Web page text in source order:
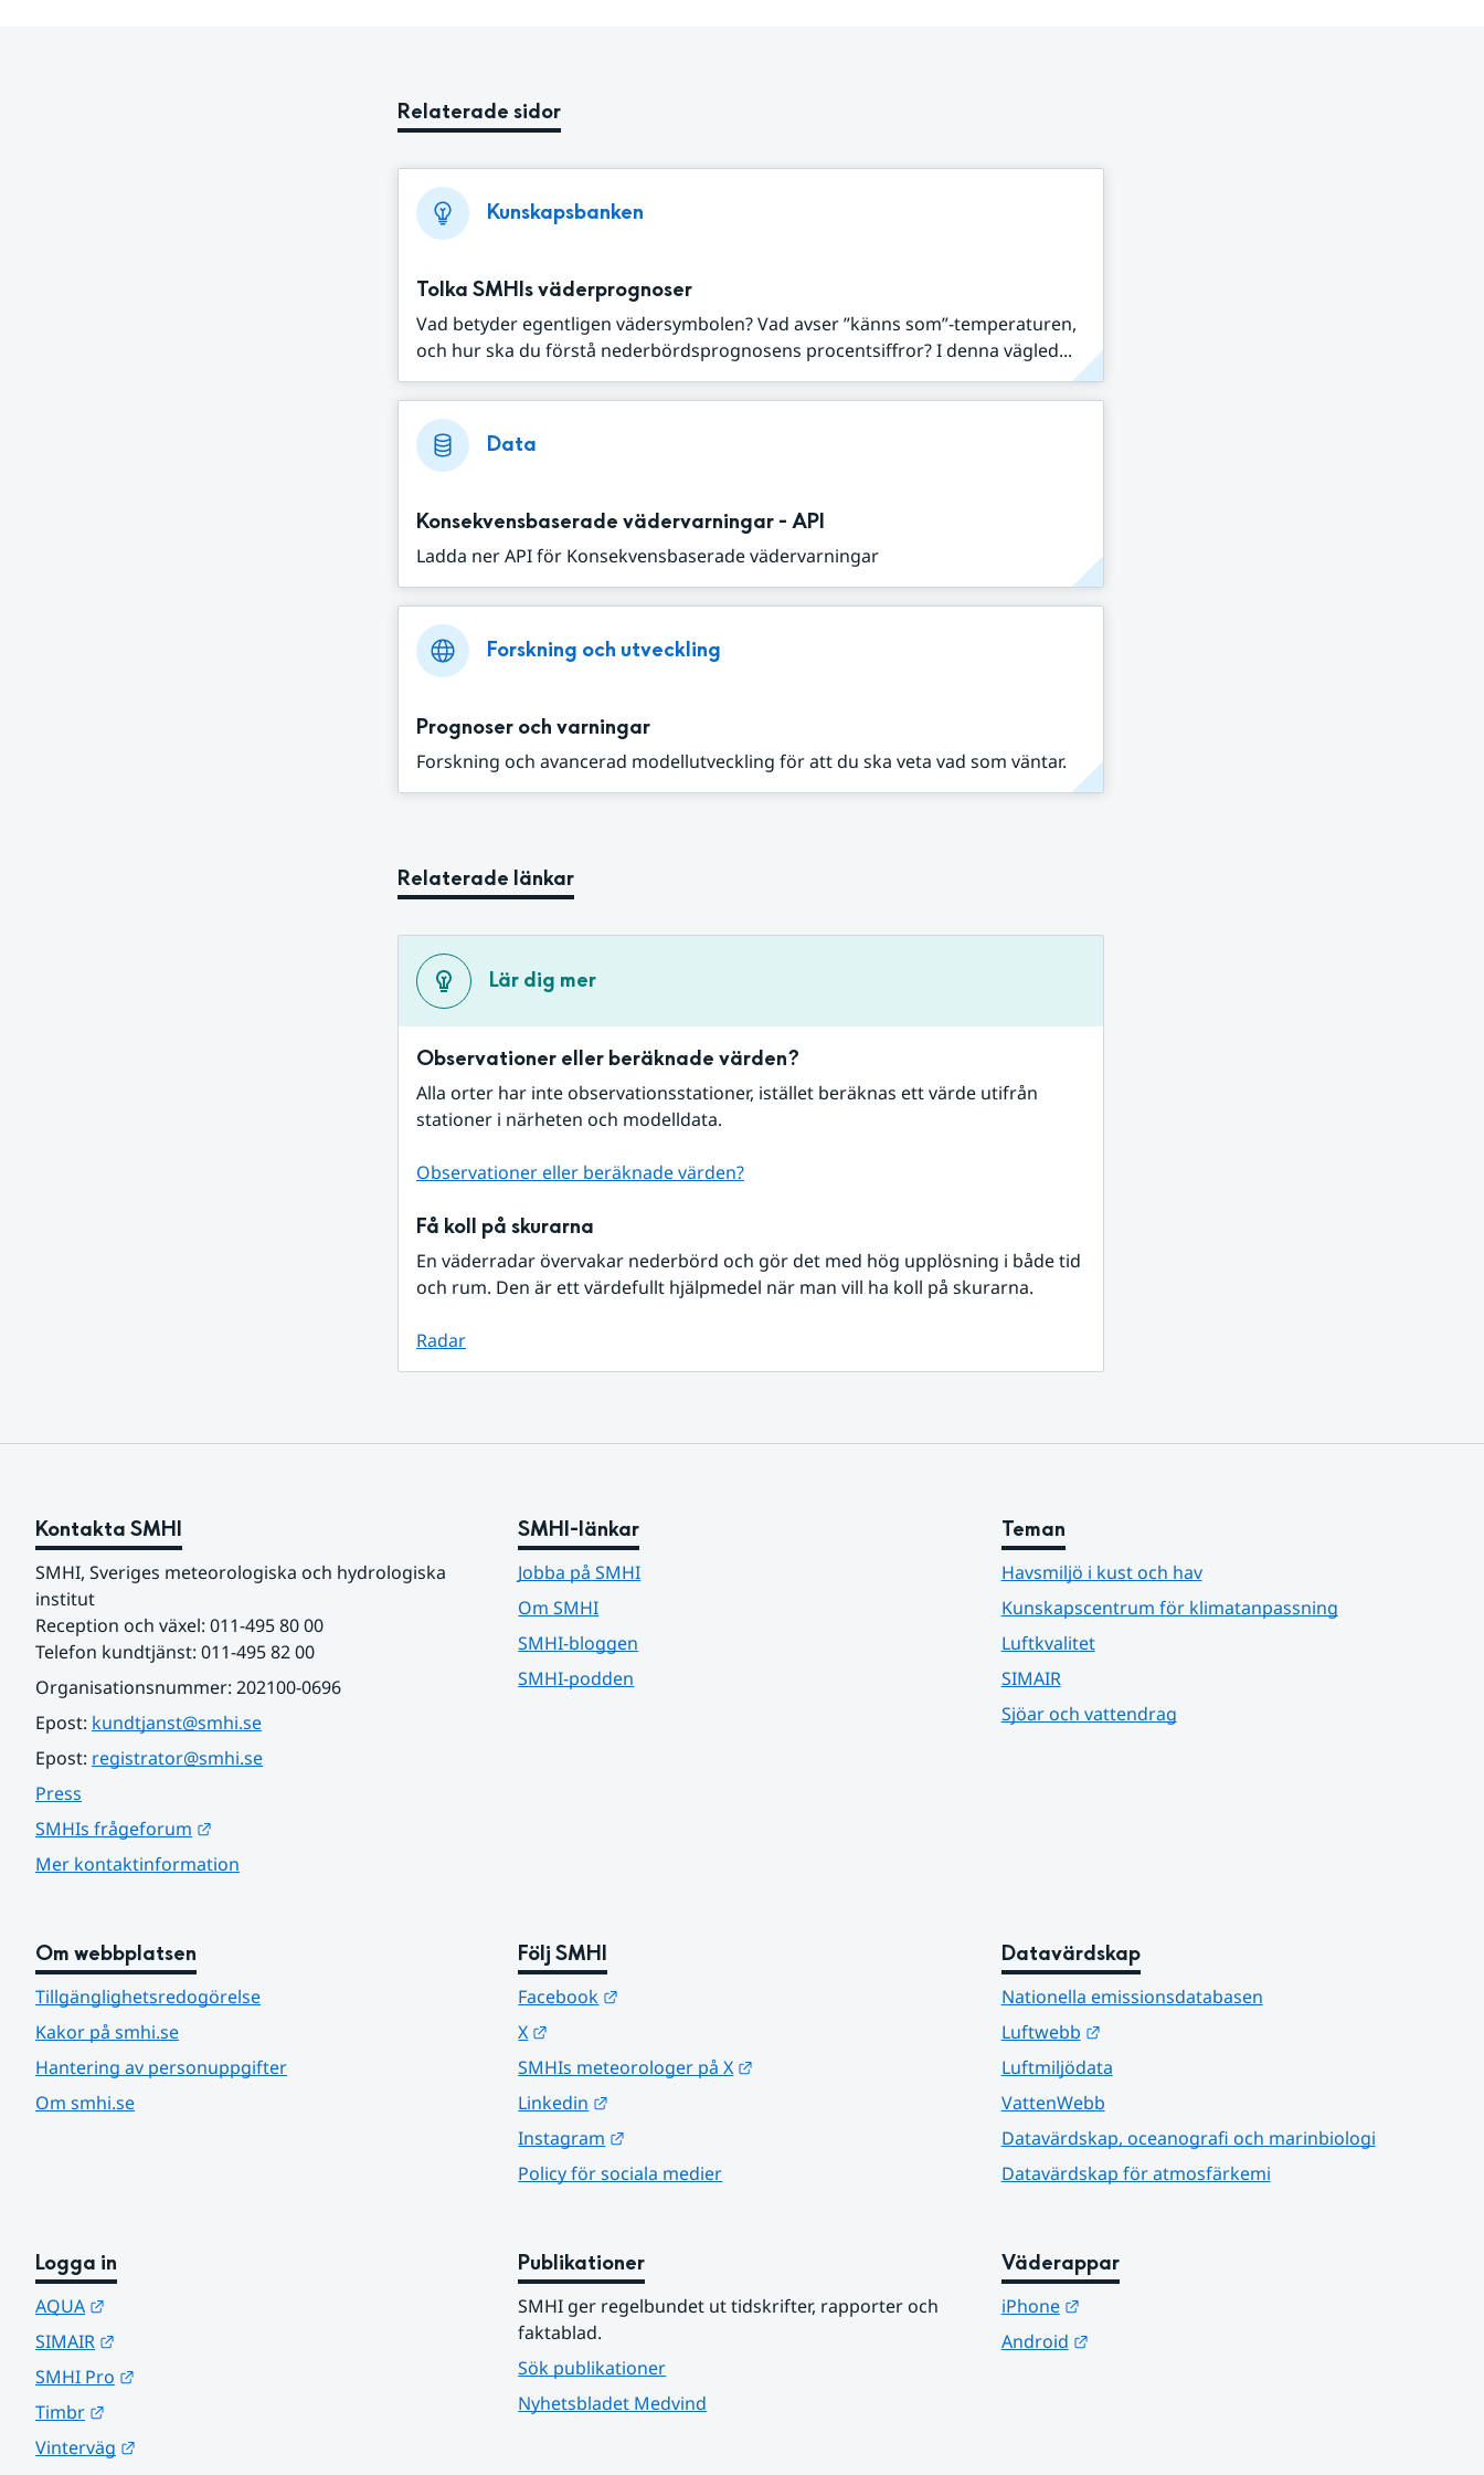
Relaterade sidor
Kunskapsbanken
Tolka SMHIs väderprognoser
Vad betyder egentligen vädersymbolen? Vad avser ”känns som”-temperaturen,
och hur ska du förstå nederbördsprognosens procentsiffror? I denna vägled...
Data
Konsekvensbaserade vädervarningar - API
Ladda ner API för Konsekvensbaserade vädervarningar
Forskning och utveckling
Prognoser och varningar
Forskning och avancerad modellutveckling för att du ska veta vad som väntar.
Relaterade länkar
Lär dig mer
Observationer eller beräknade värden?
Alla orter har inte observationsstationer, istället beräknas ett värde utifrån
stationer i närheten och modelldata.
Observationer eller beräknade värden?
Få koll på skurarna
En väderradar övervakar nederbörd och gör det med hög upplösning i både tid
och rum. Den är ett värdefullt hjälpmedel när man vill ha koll på skurarna.
Radar
Kontakta SMHI
SMHI, Sveriges meteorologiska och hydrologiska
institut
Reception och växel: 011-495 80 00
Telefon kundtjänst: 011-495 82 00
Organisationsnummer: 202100-0696
Epost: kundtjanst@smhi.se
Epost: registrator@smhi.se
Press
SMHIs frågeforum
Mer kontaktinformation
SMHI-länkar
Jobba på SMHI
Om SMHI
SMHI-bloggen
SMHI-podden
Teman
Havsmiljö i kust och hav
Kunskapscentrum för klimatanpassning
Luftkvalitet
SIMAIR
Sjöar och vattendrag
Om webbplatsen
Tillgänglighetsredogörelse
Kakor på smhi.se
Hantering av personuppgifter
Om smhi.se
Följ SMHI
Facebook
X
SMHIs meteorologer på X
Linkedin
Instagram
Policy för sociala medier
Datavärdskap
Nationella emissionsdatabasen
Luftwebb
Länk till annan webbplats.
Luftmiljödata
VattenWebb
Datavärdskap, oceanografi och marinbiologi
Datavärdskap för atmosfärkemi
Logga in
AQUA
SIMAIR
SMHI Pro
Timbr
Vinterväg
Publikationer
SMHI ger regelbundet ut tidskrifter, rapporter och
faktablad.
Sök publikationer
Nyhetsbladet Medvind
Väderappar
iPhone
Länk till annan webbplats.
Android
Länk till annan webbplats.